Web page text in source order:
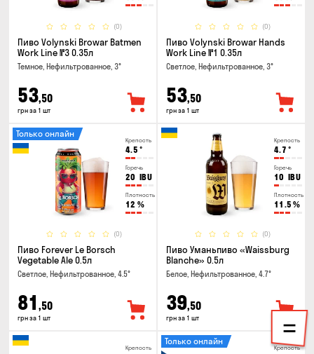
(0)
Пиво Volynski Browar Batmen
Work Line №3 0.35л
Темное, Нефильтрованное, 3°
53,50
грн за 1 шт
(0)
Пиво Volynski Browar Hands
Work Line №1 0.35л
Светлое, Нефильтрованное, 3°
53,50
грн за 1 шт
Крепость
4.5 °
Горечь
20 IBU
Плотность
12 %
(0)
Только онлайн
Пиво Forever Le Borsch
Vegetable Ale 0.5л
Светлое, Нефильтрованное, 4.5°
81 ,50
грн за 1 шт
Крепость
4.7 °
Горечь
10 IBU
Плотность
11.5 %
(0)
Пиво Уманьпиво «Waissburg
Blanche» 0.5л
Белое, Нефильтрованное, 4.7°
39,50
грн за 1 шт
Крепость Крепость
Только онлайн